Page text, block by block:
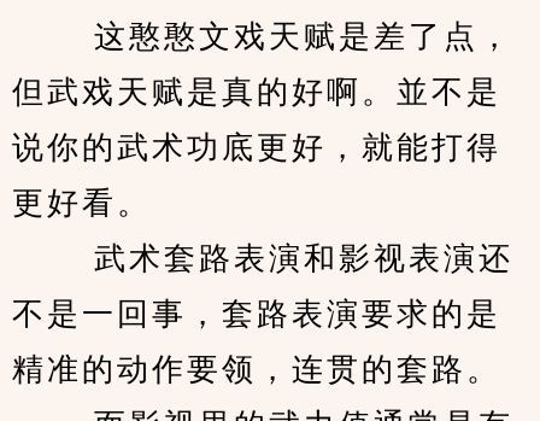
这憨憨文戏天赋是差了点，
但武戏天赋是真的好啊。並不是
说你的武术功底更好，就能打得
更好看。
武术套路表演和影视表演还
不是一回事，套路表演要求的是
精准的动作要领，连贯的套路。